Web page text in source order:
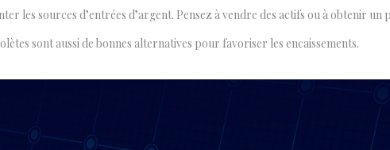
les sources d’entrées d’argent. Pensez à vendre des actifs ou à obtenir un
sont aussi de bonnes alternatives pour favoriser les encaissements.